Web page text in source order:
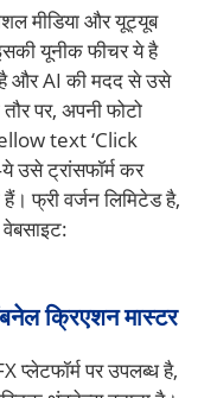
मीडिया और यूट्यूब
यूनीक फीचर ये है
और AI की मदद से उसे
पर, अपनी फोटो
text ‘Click
ट्रांसफॉर्म कर
फ्री वर्जन लिमिटेड है,
क्रिएशन मास्टर
पर उपलब्ध है,